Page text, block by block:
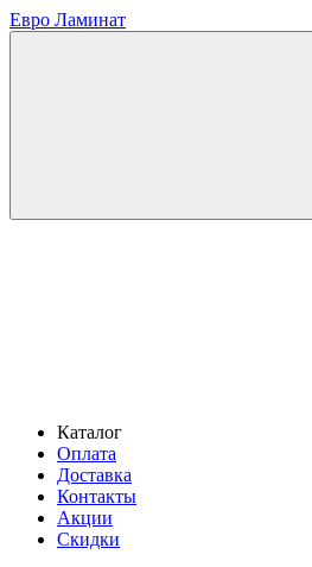
Евро Ламинат
Каталог
Оплата
Доставка
Контакты
Акции
Скидки